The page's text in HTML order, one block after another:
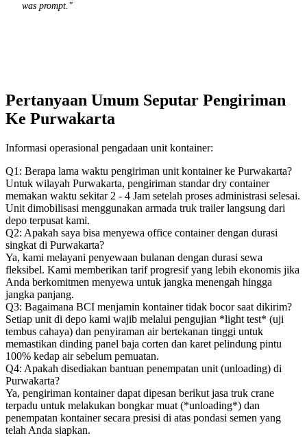
was prompt."
Pertanyaan Umum Seputar Pengiriman
Ke Purwakarta
Informasi operasional pengadaan unit kontainer:
Q1: Berapa lama waktu pengiriman unit kontainer ke Purwakarta?
Untuk wilayah Purwakarta, pengiriman standar dry container
memakan waktu sekitar 2 - 4 Jam setelah proses administrasi selesai.
Unit dimobilisasi menggunakan armada truk trailer langsung dari
depo terpusat kami.
Q2: Apakah saya bisa menyewa office container dengan durasi
singkat di Purwakarta?
Ya, kami melayani penyewaan bulanan dengan durasi sewa
fleksibel. Kami memberikan tarif progresif yang lebih ekonomis jika
Anda berkomitmen menyewa untuk jangka menengah hingga
jangka panjang.
Q3: Bagaimana BCI menjamin kontainer tidak bocor saat dikirim?
Setiap unit di depo kami wajib melalui pengujian *light test* (uji
tembus cahaya) dan penyiraman air bertekanan tinggi untuk
memastikan dinding panel baja corten dan karet pelindung pintu
100% kedap air sebelum pemuatan.
Q4: Apakah disediakan bantuan penempatan unit (unloading) di
Purwakarta?
Ya, pengiriman kontainer dapat dipesan berikut jasa truk crane
terpadu untuk melakukan bongkar muat (*unloading*) dan
penempatan kontainer secara presisi di atas pondasi semen yang
telah Anda siapkan.